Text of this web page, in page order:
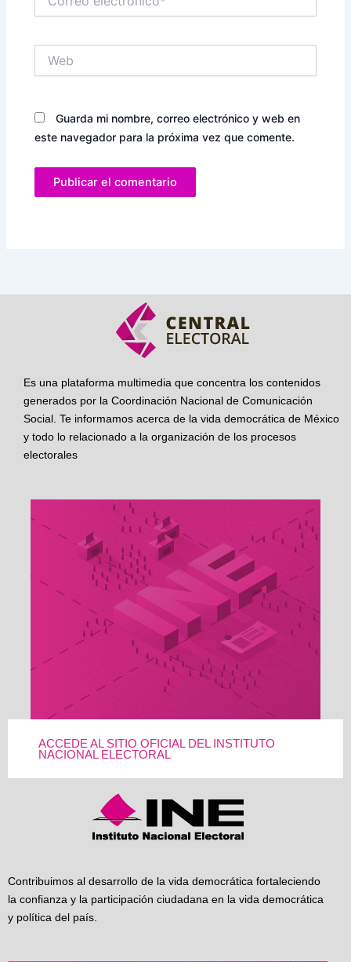
electrónico*
Guarda mi nombre, correo electrónico y web en
este navegador para la próxima vez que comente.
Es una plataforma multimedia que concentra los contenidos
generados por la Coordinación Nacional de Comunicación
Social. Te informamos acerca de la vida democrática de México
y todo lo relacionado a la organización de los procesos
electorales
ACCEDE AL SITIO OFICIAL DEL INSTITUTO
NACIONAL ELECTORAL
Contribuimos al desarrollo de la vida democrática fortaleciendo
la confianza y la participación ciudadana en la vida democrática
y política del país.